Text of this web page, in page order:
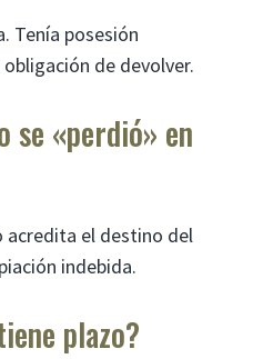
Tenía posesión
de devolver.
se «perdió» en
acredita el destino del
indebida.
plazo?